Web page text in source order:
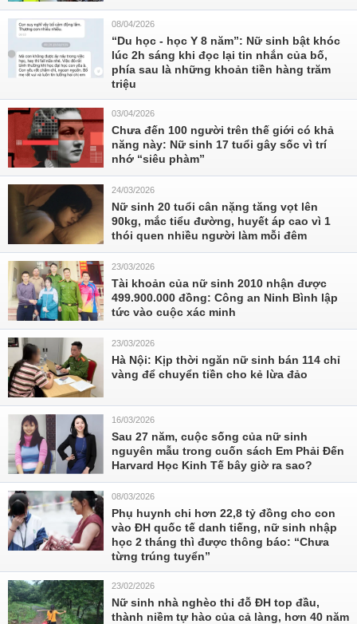
08/04/2026
“Du học - học Y 8 năm”: Nữ sinh bật khóc
lúc 2h sáng khi đọc lại tin nhắn của bố,
phía sau là những khoản tiền hàng trăm
triệu
03/04/2026
Chưa đến 100 người trên thế giới có khả
năng này: Nữ sinh 17 tuổi gây sốc vì trí
nhớ “siêu phàm”
24/03/2026
Nữ sinh 20 tuổi cân nặng tăng vọt lên
90kg, mắc tiểu đường, huyết áp cao vì 1
thói quen nhiều người làm mỗi đêm
23/03/2026
Tài khoản của nữ sinh 2010 nhận được
499.900.000 đồng: Công an Ninh Bình lập
tức vào cuộc xác minh
23/03/2026
Hà Nội: Kịp thời ngăn nữ sinh bán 114 chỉ
vàng để chuyển tiền cho kẻ lừa đảo
16/03/2026
Sau 27 năm, cuộc sống của nữ sinh
nguyên mẫu trong cuốn sách Em Phải Đến
Harvard Học Kinh Tế bây giờ ra sao?
08/03/2026
Phụ huynh chi hơn 22,8 tỷ đồng cho con
vào ĐH quốc tế danh tiếng, nữ sinh nhập
học 2 tháng thì được thông báo: “Chưa
từng trúng tuyển”
23/02/2026
Nữ sinh nhà nghèo thi đỗ ĐH top đầu,
thành niềm tự hào của cả làng, hơn 40 năm